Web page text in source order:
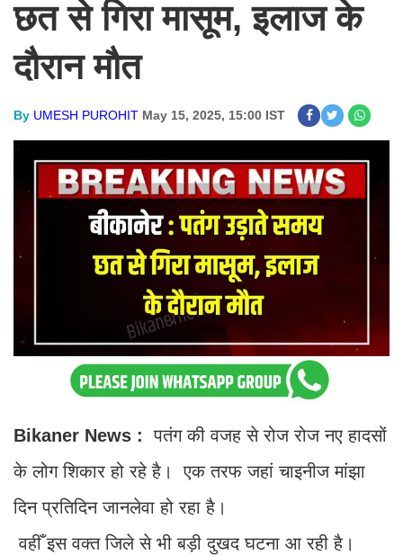
छत से गिरा मासूम, इलाज के
दौरान मौत
By UMESH PUROHIT May 15, 2025, 15:00 IST
Bikaner News :पतंग की वजह से रोज रोज नए हादसों
के लोग शिकार हो रहे है। एक तरफ जहां चाइनीज मांझा
दिन प्रतिदिन जानलेवा हो रहा है।
वहीँ इस वक्त जिले से भी बड़ी दुखद घटना आ रही है।